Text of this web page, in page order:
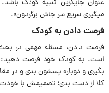
عنوان جایگزین تنبیه کودک
میگیری سریع سر جاش برگردون».
فرصت دادن به کودک
فرصت دادن، مسئله مهمی در
است. به کودک خود فرصت دهید:
بگیری و دوباره پسشون بدی و در
کلا از دست بدی؛ تصمیمش با